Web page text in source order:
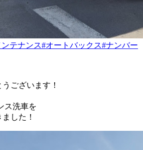
ンテナンス#オートバックス#ナンバー
ございます！
ス洗車を
した！